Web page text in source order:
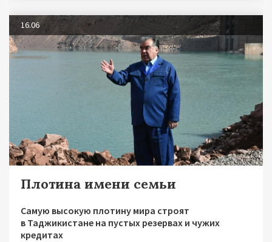
16.06
Плотина имени семьи
Самую высокую плотину мира строят
в Таджикистане на пустых резервах и чужих
кредитах